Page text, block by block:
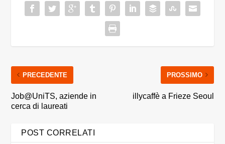
PRECEDENTE
Job@UniTS, aziende in
cerca di laureati
PROSSIMO
illycaffè a Frieze Seoul
POST CORRELATI